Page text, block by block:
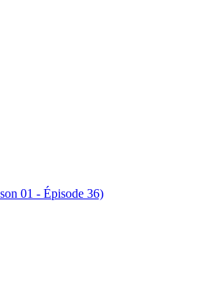
01 - Épisode 36)